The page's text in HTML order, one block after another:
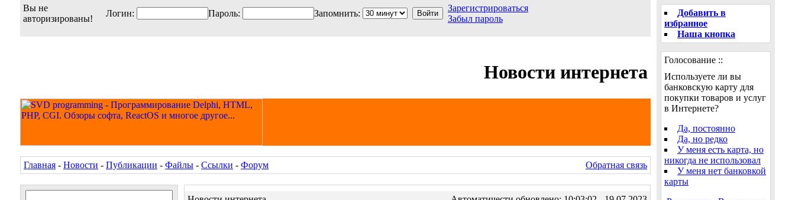
Вы не
авторизированы!
Логин: Пароль: Запомнить:
Зарегистрироваться
Забыл пароль
Новости интернета
Главная - Новости - Публикации - Файлы - Ссылки - Форум Обратная связь
Добавить в
избранное
Наша кнопка
Голосование ::
Используете ли вы
банковскую карту для
покупки товаров и услуг
в Интернете?
Да, постоянно
Да, но редко
У меня есть карта, но
никогда не использовал
У меня нет банковкой
карты